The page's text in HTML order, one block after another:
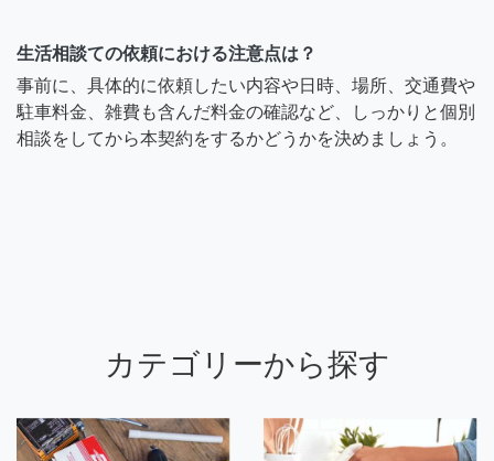
生活相談ての依頼における注意点は？
事前に、具体的に依頼したい内容や日時、場所、交通費や
駐車料金、雑費も含んだ料金の確認など、しっかりと個別
相談をしてから本契約をするかどうかを決めましょう。
カテゴリーから探す